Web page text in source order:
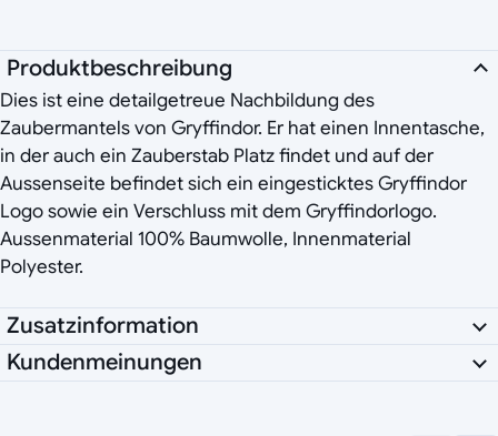
Produktbeschreibung
Dies ist eine detailgetreue Nachbildung des
Zaubermantels von Gryffindor. Er hat einen Innentasche,
in der auch ein Zauberstab Platz findet und auf der
Aussenseite befindet sich ein eingesticktes Gryffindor
Logo sowie ein Verschluss mit dem Gryffindorlogo.
Aussenmaterial 100% Baumwolle, Innenmaterial
Polyester.
Zusatzinformation
Kundenmeinungen